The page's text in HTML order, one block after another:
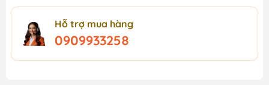
Hỗ trợ mua hàng
0909933258